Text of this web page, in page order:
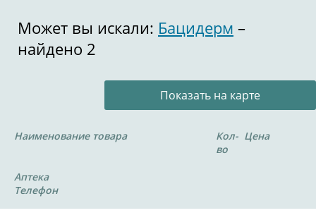
Может вы искали: Бацидерм –
найдено 2
Показать на карте
Наименование товара
Кол-
во
Цена
Аптека
Телефон